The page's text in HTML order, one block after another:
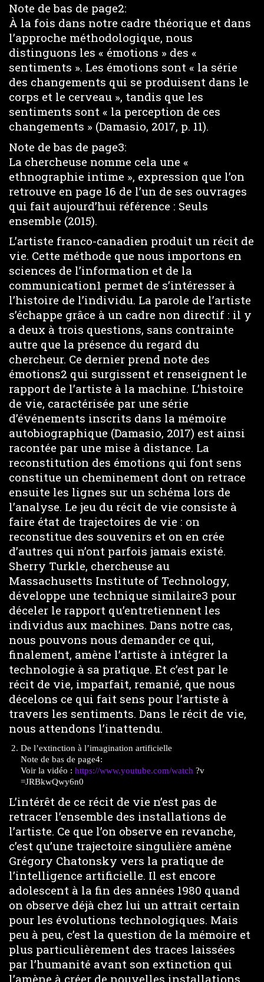
Note de bas de page2:
À la fois dans notre cadre théorique et dans
l’approche méthodologique, nous
distinguons les « émotions » des «
sentiments ». Les émotions sont « la série
des changements qui se produisent dans le
corps et le cerveau », tandis que les
sentiments sont « la perception de ces
changements » (Damasio, 2017, p. 11).
Note de bas de page3:
La chercheuse nomme cela une «
ethnographie intime », expression que l’on
retrouve en page 16 de l’un de ses ouvrages
qui fait aujourd’hui référence : Seuls
ensemble (2015).
L’artiste franco-canadien produit un récit de
vie. Cette méthode que nous importons en
sciences de l’information et de la
communication1 permet de s’intéresser à
l’histoire de l’individu. La parole de l’artiste
s’échappe grâce à un cadre non directif : il y
a deux à trois questions, sans contrainte
autre que la présence du regard du
chercheur. Ce dernier prend note des
émotions2 qui surgissent et renseignent le
rapport de l’artiste à la machine. L’histoire
de vie, caractérisée par une série
d’événements inscrits dans la mémoire
autobiographique (Damasio, 2017) est ainsi
racontée par une mise à distance. La
reconstitution des émotions qui font sens
constitue un cheminement dont on retrace
ensuite les lignes sur un schéma lors de
l’analyse. Le jeu du récit de vie consiste à
faire état de trajectoires de vie : on
reconstitue des souvenirs et on en crée
d’autres qui n’ont parfois jamais existé.
Sherry Turkle, chercheuse au
Massachusetts Institute of Technology,
développe une technique similaire3 pour
déceler le rapport qu’entretiennent les
individus aux machines. Dans notre cas,
nous pouvons nous demander ce qui,
finalement, amène l’artiste à intégrer la
technologie à sa pratique. Et c’est par le
récit de vie, imparfait, remanié, que nous
décelons ce qui fait sens pour l’artiste à
travers les sentiments. Dans le récit de vie,
nous attendons l’inattendu.
De l’extinction à l’imagination artificielle
Note de bas de page4:
Voir la vidéo : https://www.youtube.com/watch ?v
=JRBkwQwy6n0
L’intérêt de ce récit de vie n’est pas de
retracer l’ensemble des installations de
l’artiste. Ce que l’on observe en revanche,
c’est qu’une trajectoire singulière amène
Grégory Chatonsky vers la pratique de
l’intelligence artificielle. Il est encore
adolescent à la fin des années 1980 quand
on observe déjà chez lui un attrait certain
pour les évolutions technologiques. Mais
peu à peu, c’est la question de la mémoire et
plus particulièrement des traces laissées
par l’humanité avant son extinction qui
l’amène à créer de nouvelles installations.